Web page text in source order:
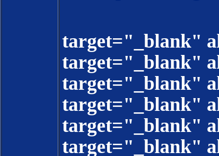
target="_blank"
target="_blank"
target="_blank"
target="_blank"
target="_blank"
target="_blank"